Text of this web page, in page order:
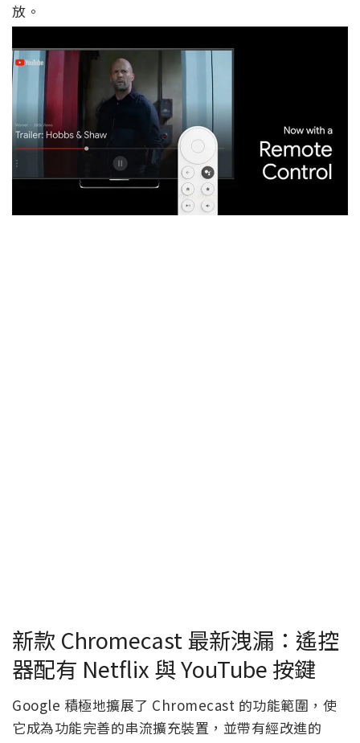
放。
新款 Chromecast 最新洩漏：遙控
器配有 Netflix 與 YouTube 按鍵
Google 積極地擴展了 Chromecast 的功能範圍，使
它成為功能完善的串流擴充裝置，並帶有經改進的